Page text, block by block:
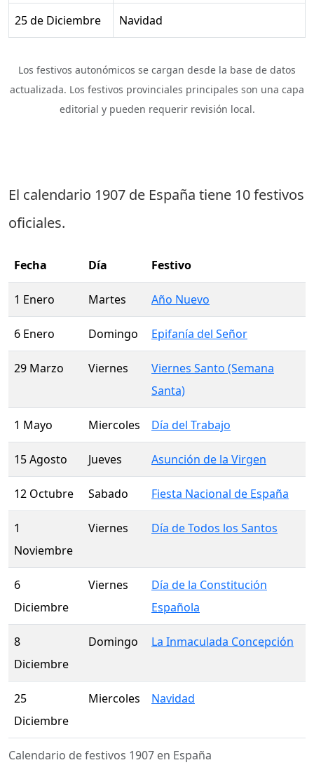
25 de Diciembre Navidad
Los festivos autonómicos se cargan desde la base de datos
actualizada. Los festivos provinciales principales son una capa
editorial y pueden requerir revisión local.
El calendario 1907 de España tiene 10 festivos
oficiales.
Calendario de festivos 1907 en España
Fecha Día Festivo
1 Enero Martes Año Nuevo
6 Enero Domingo Epifanía del Señor
29 Marzo Viernes
Viernes Santo (Semana
Santa)
1 Mayo Miercoles Día del Trabajo
15 Agosto Jueves Asunción de la Virgen
12 Octubre Sabado Fiesta Nacional de España
1
Noviembre
Viernes Día de Todos los Santos
6
Diciembre
Viernes
Día de la Constitución
Española
8
Diciembre
Domingo La Inmaculada Concepción
25
Diciembre
Miercoles Navidad